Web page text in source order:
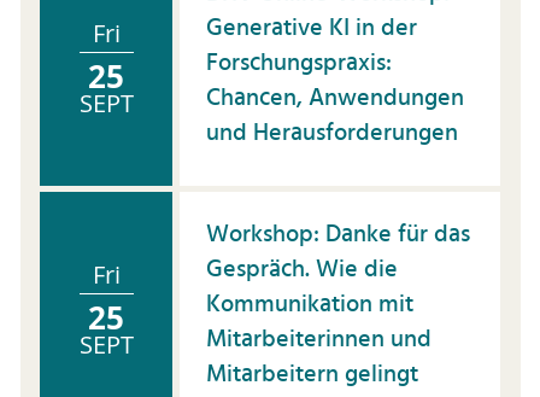
Fri
25
SEPT
Generative KI in der
Forschungspraxis:
Chancen, Anwendungen
und Herausforderungen
Fri
25
SEPT
Workshop: Danke für das
Gespräch. Wie die
Kommunikation mit
Mitarbeiterinnen und
Mitarbeitern gelingt